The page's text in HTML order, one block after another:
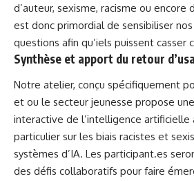
d’auteur, sexisme, racisme ou
est donc primordial de sensibiliser nos
questions afin qu’iels puissent casser
Synthèse et apport du retour
Notre atelier, conçu spécifiquement
et ou le secteur jeunesse propose
interactive de l’intelligence artificielle
particulier sur les biais racistes et
systèmes d’IA. Les participant.es
des défis collaboratifs pour faire